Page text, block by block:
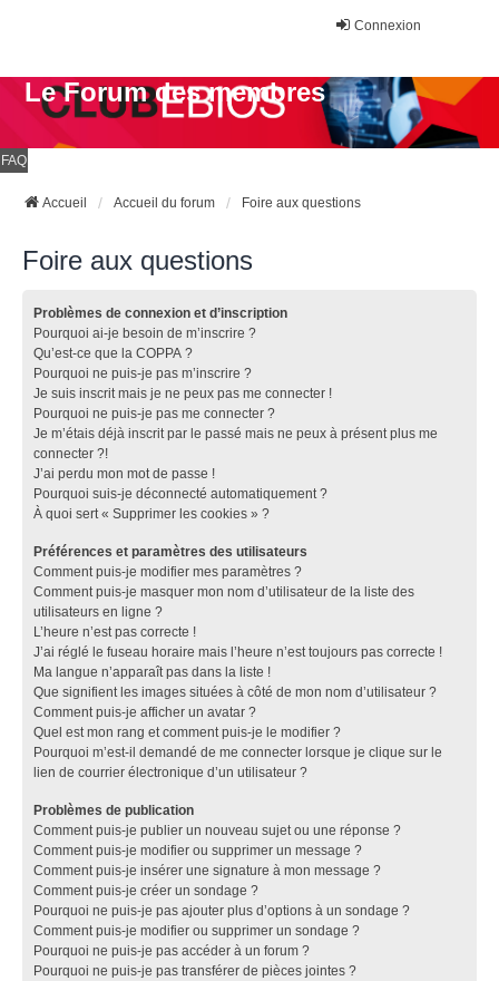
Connexion
Le Forum des membres
FAQ
Accueil Accueil du forum Foire aux questions
Foire aux questions
Problèmes de connexion et d’inscription
Pourquoi ai-je besoin de m’inscrire ?
Qu’est-ce que la COPPA ?
Pourquoi ne puis-je pas m’inscrire ?
Je suis inscrit mais je ne peux pas me connecter !
Pourquoi ne puis-je pas me connecter ?
Je m’étais déjà inscrit par le passé mais ne peux à présent plus me
connecter ?!
J’ai perdu mon mot de passe !
Pourquoi suis-je déconnecté automatiquement ?
À quoi sert « Supprimer les cookies » ?
Préférences et paramètres des utilisateurs
Comment puis-je modifier mes paramètres ?
Comment puis-je masquer mon nom d’utilisateur de la liste des
utilisateurs en ligne ?
L’heure n’est pas correcte !
J’ai réglé le fuseau horaire mais l’heure n’est toujours pas correcte !
Ma langue n’apparaît pas dans la liste !
Que signifient les images situées à côté de mon nom d’utilisateur ?
Comment puis-je afficher un avatar ?
Quel est mon rang et comment puis-je le modifier ?
Pourquoi m’est-il demandé de me connecter lorsque je clique sur le
lien de courrier électronique d’un utilisateur ?
Problèmes de publication
Comment puis-je publier un nouveau sujet ou une réponse ?
Comment puis-je modifier ou supprimer un message ?
Comment puis-je insérer une signature à mon message ?
Comment puis-je créer un sondage ?
Pourquoi ne puis-je pas ajouter plus d’options à un sondage ?
Comment puis-je modifier ou supprimer un sondage ?
Pourquoi ne puis-je pas accéder à un forum ?
Pourquoi ne puis-je pas transférer de pièces jointes ?